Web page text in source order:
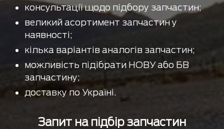
консультації щодо підбору запчастин;
великий асортимент запчастин у
наявності;
кілька варіантів аналогів запчастин;
можливість підібрати НОВУ або БВ
запчастину;
доставку по Україні.
Запит на підбір запчастин